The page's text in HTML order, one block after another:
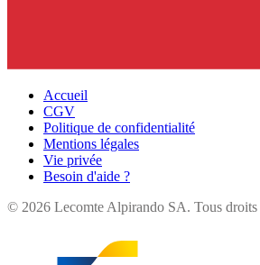
Accueil
CGV
Politique de confidentialité
Mentions légales
Vie privée
Besoin d'aide ?
© 2026 Lecomte Alpirando SA. Tous droits